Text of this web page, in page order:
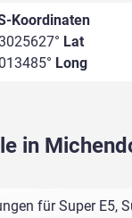
Koordinaten
Lat
Long
in
für Super E5,